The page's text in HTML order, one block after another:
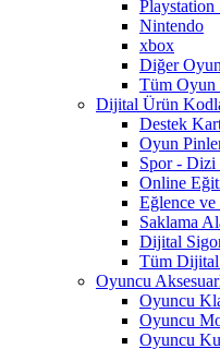
Playstation
Nintendo
xbox
Diğer
Tüm Oyun
Dijital Ürün
Destek
Oyun
Spor - Dizi
Online
Eğlence
Saklama
Dijital
Tüm Dijital
Oyuncu
Oyuncu
Oyuncu
Oyuncu